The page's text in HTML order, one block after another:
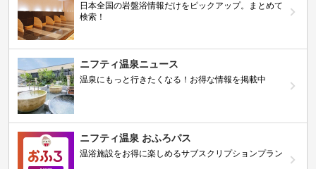
日本全国の岩盤浴情報だけをピックアップ。まとめて
検索！
ニフティ温泉ニュース
温泉にもっと行きたくなる！お得な情報を掲載中
ニフティ温泉 おふろパス
温浴施設をお得に楽しめるサブスクリプションプラン